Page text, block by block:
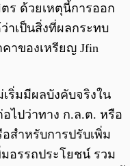
ร ด้วยเหตุนี้การออก
าเป็นสิ่งที่ผลกระทบ
าของเหรียญ Jfin
ริ่มมีผลบังคับจริงใน
ไปว่าทาง ก.ล.ต. หรือ
สำหรับการปรับเพิ่ม
อรรถประโยชน์ รวม